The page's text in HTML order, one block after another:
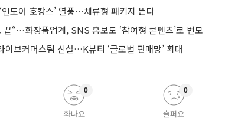
인도어 호캉스’ 열풍…체류형 패키지 뜬다
끝“…화장품업계, SNS 홍보도 ‘참여형 콘텐츠’로 변모
이브커머스팀 신설…K뷰티 ‘글로벌 판매망’ 확대
화나요
0
슬퍼요
0